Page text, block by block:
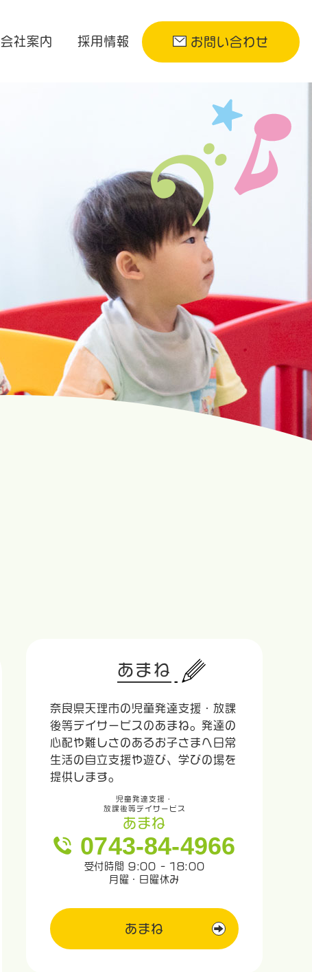
会社案内 採用情報 お問い合わせ
あまね
奈良県天理市の児童発達支援・放課
後等デイサービスのあまね。発達の
心配や難しさのあるお子さまへ日常
生活の自立支援や遊び、学びの場を
提供します。
児童発達支援・
放課後等デイサービス
あまね
0743-84-4966
受付時間 9:00 - 18:00
月曜・日曜休み
あまね